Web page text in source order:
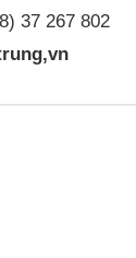
37 267 802